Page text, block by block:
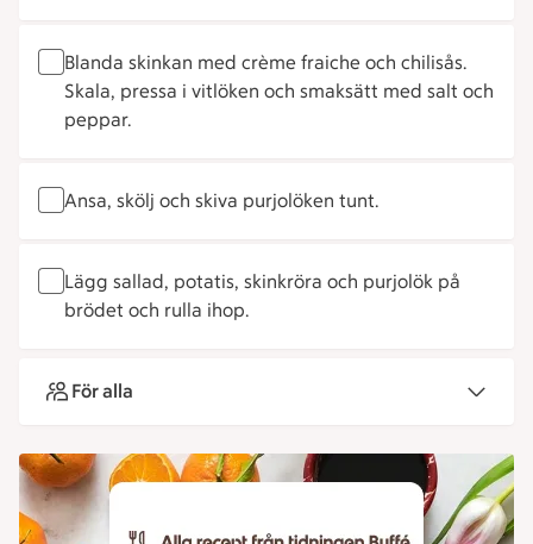
Blanda skinkan med crème fraiche och chilisås.
Skala, pressa i vitlöken och smaksätt med salt och
peppar.
Ansa, skölj och skiva purjolöken tunt.
Lägg sallad, potatis, skinkröra och purjolök på
brödet och rulla ihop.
För alla